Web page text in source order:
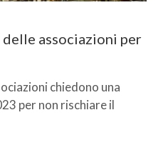
associazioni per
chiedono una
per non rischiare il